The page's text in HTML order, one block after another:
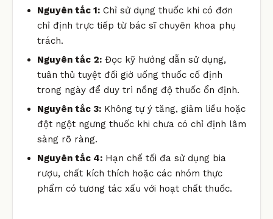
Nguyên tắc 1: Chỉ sử dụng thuốc khi có đơn
chỉ định trực tiếp từ bác sĩ chuyên khoa phụ
trách.
Nguyên tắc 2: Đọc kỹ hướng dẫn sử dụng,
tuân thủ tuyệt đối giờ uống thuốc cố định
trong ngày để duy trì nồng độ thuốc ổn định.
Nguyên tắc 3: Không tự ý tăng, giảm liều hoặc
đột ngột ngưng thuốc khi chưa có chỉ định lâm
sàng rõ ràng.
Nguyên tắc 4: Hạn chế tối đa sử dụng bia
rượu, chất kích thích hoặc các nhóm thực
phẩm có tương tác xấu với hoạt chất thuốc.